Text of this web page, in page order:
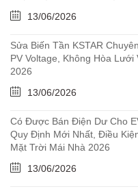
13/06/2026
Sửa Biến Tần KSTAR
PV Voltage, Không Hòa
2026
13/06/2026
Có Được Bán Điện Dư Cho
Quy Định Mới Nhất, Điều
Mặt Trời Mái Nhà 2026
13/06/2026